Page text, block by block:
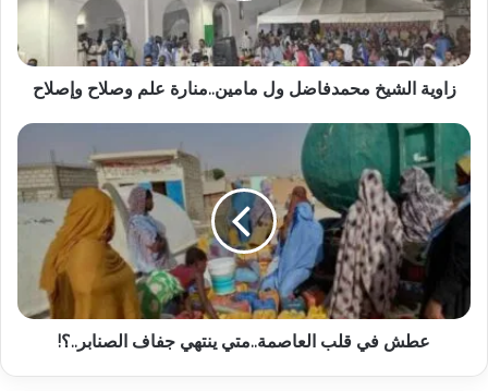
زاوية الشيخ محمدفاضل ول مامين..منارة علم وصلاح وإصلاح
عطش في قلب العاصمة..متي ينتهي جفاف الصنابر..؟!